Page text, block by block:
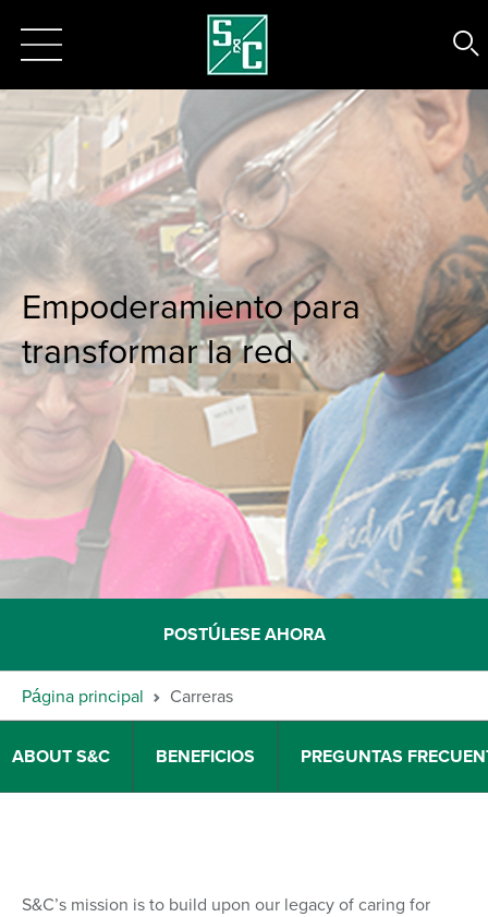
POSTÚLESE AHORA
Empoderamiento para
transformar la red
Página principal Carreras
ABOUT S&C BENEFICIOS PREGUNTAS
S&C’s mission is to build upon our legacy of caring for